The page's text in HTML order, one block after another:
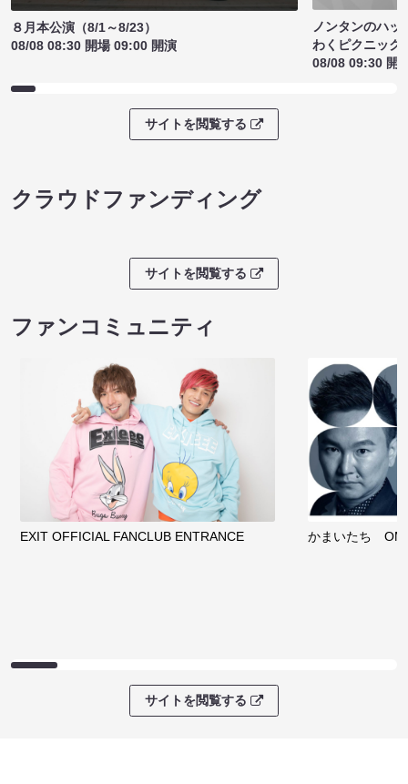
８月本公演（8/1～8/23）
08/08 08:30 開場 09:00 開演
ノンタンのハッ
わくピクニック
08/08 09:30 開
サイトを閲覧する
クラウドファンディング
サイトを閲覧する
ファンコミュニティ
EXIT OFFICIAL FANCLUB ENTRANCE かまいたち
サイトを閲覧する